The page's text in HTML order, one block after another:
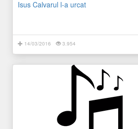
Isus Calvarul l-a urcat
14/03/2016 3.954